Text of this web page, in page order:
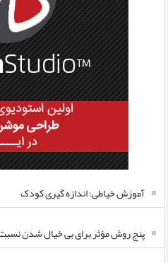
آموزش خیاطی: اندازه گیری کودک
پنج روش مؤثر برای بی خیال شدن